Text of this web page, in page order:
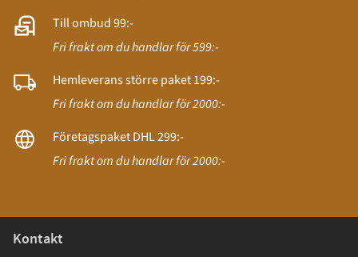
Till ombud 99:-
Fri frakt om du handlar för 599:-
Hemleverans större paket 199:-
Fri frakt om du handlar för 2000:-
Företagspaket DHL 299:-
Fri frakt om du handlar för 2000:-
Kontakt